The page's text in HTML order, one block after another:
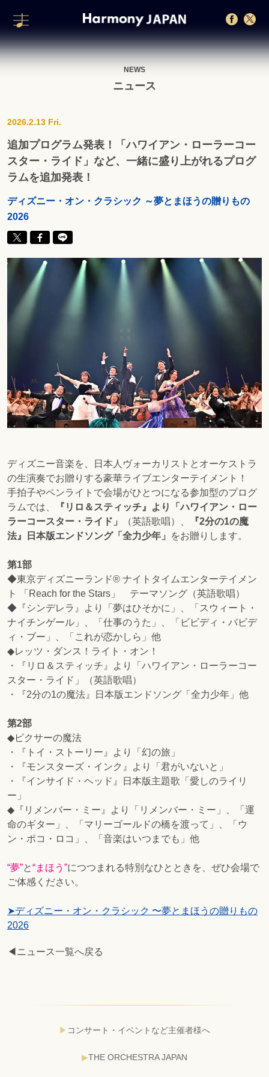
NEWS
ニュース
2026.2.13 Fri.
追加プログラム発表！「ハワイアン・ローラーコー
スター・ライド」など、一緒に盛り上がれるプログ
ラムを追加発表！
ディズニー・オン・クラシック ～夢とまほうの贈りもの
2026
ディズニー音楽を、日本人ヴォーカリストとオーケストラ
の生演奏でお贈りする豪華ライブエンターテイメント！
手拍子やペンライトで会場がひとつになる参加型のプログ
ラムでは、
『リロ＆スティッチ』より「ハワイアン・ロー
ラーコースター・ライド」
（英語歌唱）、
『2分の1の魔
法』日本版エンドソング「全力少年」
をお贈りします。
第1部
◆東京ディズニーランド® ナイトタイムエンターテイメン
ト 「Reach for the Stars」 テーマソング（英語歌唱）
◆『シンデレラ』より「夢はひそかに」、「スウィート・
ナイチンゲール」、「仕事のうた」、「ビビディ・バビデ
ィ・ブー」、「これが恋かしら」他
◆レッツ・ダンス！ライト・オン！
・『リロ＆スティッチ』より「ハワイアン・ローラーコー
スター・ライド」（英語歌唱）
・『2分の1の魔法』日本版エンドソング「全力少年」他
第2部
◆ピクサーの魔法
・『トイ・ストーリー』より「幻の旅」
・『モンスターズ・インク』より「君がいないと」
・『インサイド・ヘッド』日本版主題歌「愛しのライリ
ー」
◆『リメンバー・ミー』より「リメンバー・ミー」、「運
命のギター」、「マリーゴールドの橋を渡って」、「ウ
ン・ポコ・ロコ」、「音楽はいつまでも」他
“夢”と“まほう”につつまれる特別なひとときを、ぜひ会場で
ご体感ください。
➤ディズニー・オン・クラシック 〜夢とまほうの贈りもの
2026
◀ニュース一覧へ戻る
コンサート・イベントなど主催者様へ
THE ORCHESTRA JAPAN